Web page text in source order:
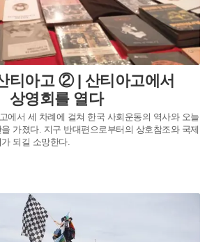
티아고 ② | 산티아고에서
상영회를 열다
에서 세 차례에 걸쳐 한국 사회운동의 역사와 오늘
가졌다. 지구 반대편으로부터의 상호참조와 국제
되길 소망한다.